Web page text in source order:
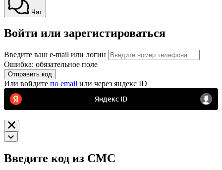
Чат
Войти или зарегистироваться
Введите ваш e-mail или логин
Ошибка: обязательное поле
Отправить код
Или войдите по email или через яндекс ID
Введите код из СМС